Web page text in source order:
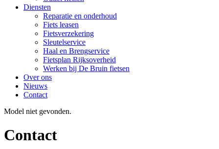
Diensten
Reparatie en onderhoud
Fiets leasen
Fietsverzekering
Sleutelservice
Haal en Brengservice
Fietsplan Rijksoverheid
Werken bij De Bruin fietsen
Over ons
Nieuws
Contact
Model niet gevonden.
Contact